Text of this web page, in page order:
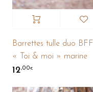
Barrettes tulle duo BFF
« Toi & moi » marine
12,00€